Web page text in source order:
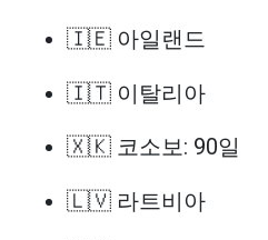
🇮🇪 아일랜드
🇮🇹 이탈리아
🇽🇰 코소보: 90일
🇱🇻 라트비아